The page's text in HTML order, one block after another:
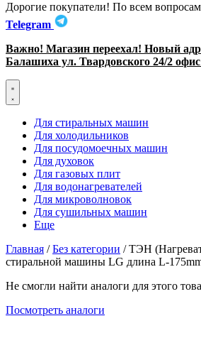
Дорогие покупатели! По всем
Telegram
Важно! Магазин переехал! Новый
Балашиха ул. Твардовского 24/2
Для стиральных машин
Для холодильников
Для посудомоечных машин
Для духовок
Для газовых плит
Для водонагревателей
Для микроволновок
Для сушильных машин
Еще
Главная /Без категории / ТЭН
стиральной машины LG длина L-
Не смогли найти аналоги для этого
Посмотреть аналоги